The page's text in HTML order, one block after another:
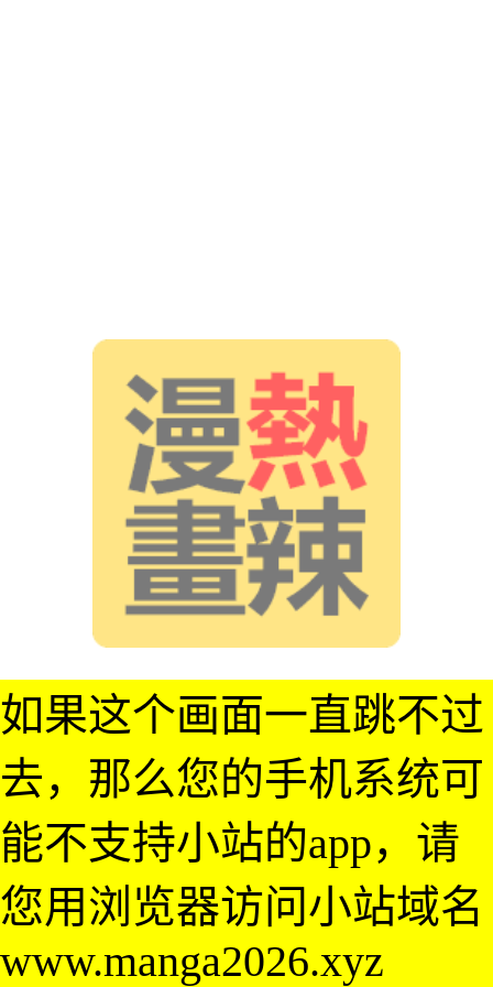
如果这个画面一直跳不过
去，那么您的手机系统可
能不支持小站的app，请
您用浏览器访问小站域名
www.manga2026.xyz